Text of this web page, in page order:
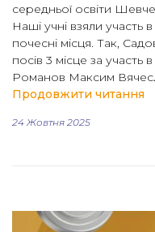
середньої освіти
Наші учні взяли участь в
почесні місця. Так,
посів 3 місце за участь
Романов Максим
Продовжити читання
24 Жовтня 2025